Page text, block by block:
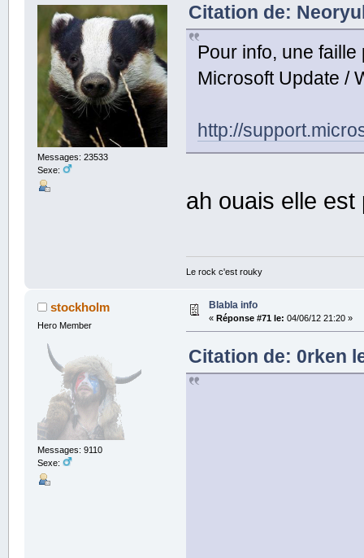
Messages: 23533
Sexe:
Citation de:
Pour info, une
Microsoft Update /
http://
ah ouais elle
Le rock c'est rouky
stockholm
Hero Member
Messages: 9110
Sexe:
Blabla info
« Réponse #71 le: 04/06/12 21:20 »
Citation de: 0rken